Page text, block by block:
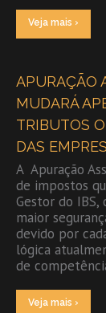
Veja mais ›
APURAÇÃO
MUDARÁ
TRIBUTOS
DAS
A Apuração
de impostos
Gestor do
maior
devido por
lógica
de
Veja mais ›